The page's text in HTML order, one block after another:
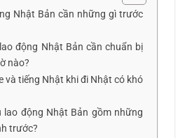
Nhật Bản cần những gì trước
động Nhật Bản cần chuẩn bị
nào?
và tiếng Nhật khi đi Nhật có khó
lao động Nhật Bản gồm những
trước?